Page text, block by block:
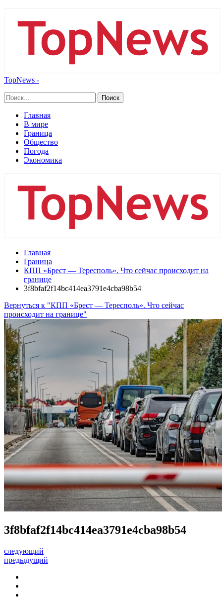
TopNews -
Главная
В мире
Граница
Общество
Погода
Экономика
Главная
Граница
КПП «Брест — Тересполь». Что сейчас происходит на
границе
3f8bfaf2f14bc414ea3791e4cba98b54
Вернуться к "КПП «Брест — Тересполь». Что сейчас
происходит на границе"
3f8bfaf2f14bc414ea3791e4cba98b54
следующий
предыдущий